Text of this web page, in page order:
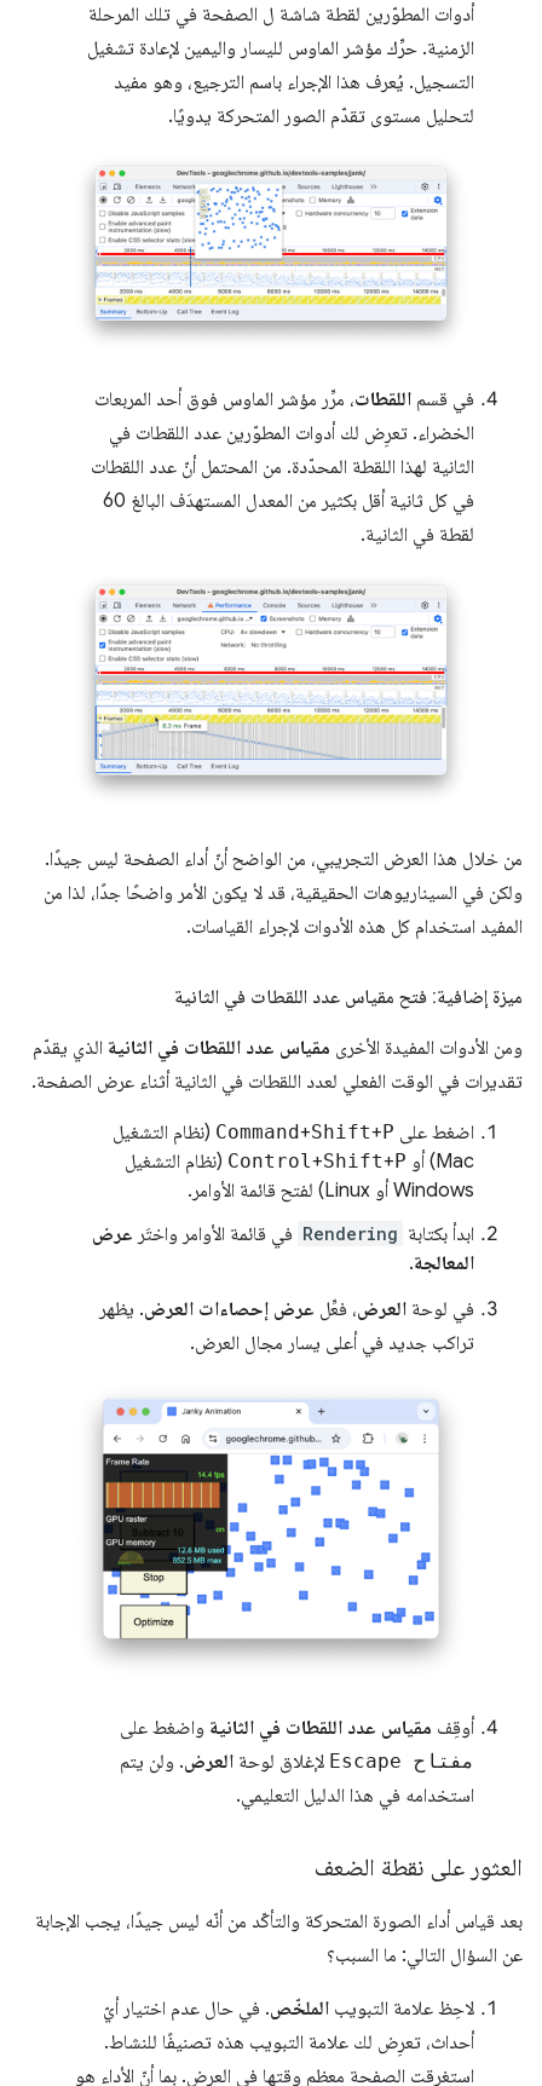
أدوات المطوّرين لقطة شاشة ل الصفحة في تلك المرحلة
الزمنية. حرِّك مؤشر الماوس لليسار واليمين لإعادة تشغيل
التسجيل. يُعرف هذا الإجراء باسم الترجيع، وهو مفيد
لتحليل مستوى تقدّم الصور المتحركة يدويًا.
في قسم اللقطات، مرِّر مؤشر الماوس فوق أحد المربعات
الخضراء. تعرِض لك أدوات المطوّرين عدد اللقطات في
الثانية لهذا اللقطة المحدّدة. من المحتمل أنّ عدد اللقطات
في كل ثانية أقل بكثير من المعدل المستهدَف البالغ 60
لقطة في الثانية.
من خلال هذا العرض التجريبي، من الواضح أنّ أداء الصفحة ليس جيدًا.
ولكن في السيناريوهات الحقيقية، قد لا يكون الأمر واضحًا جدًا، لذا من
المفيد استخدام كل هذه الأدوات لإجراء القياسات.
ميزة إضافية: فتح مقياس عدد اللقطات في الثانية
ومن الأدوات المفيدة الأخرى مقياس عدد اللقطات في الثانية الذي يقدّم
تقديرات في الوقت الفعلي لعدد اللقطات في الثانية أثناء عرض الصفحة.
اضغط على Command+Shift+P
(نظام التشغيل
Mac) أو
Control +Shift+P
(نظام التشغيل
Windows أو Linux) لفتح قائمة الأوامر.
ابدأ بكتابة Rendering في قائمة الأوامر واختَر عرض
المعالجة.
في لوحة العرض، فعِّل عرض إحصاءات العرض. يظهر
تراكب جديد في أعلى يسار مجال العرض.
أوقِف مقياس عدد اللقطات في الثانية واضغط على
مفتاح Escape لإغلاق لوحة العرض. ولن يتم
استخدامه في هذا الدليل التعليمي.
العثور على نقطة الضعف
بعد قياس أداء الصورة المتحركة والتأكّد من أنّه ليس جيدًا، يجب الإجابة
عن السؤال التالي: ما السبب؟
لاحِظ علامة التبويب الملخّص. في حال عدم اختيار أيّ
أحداث، تعرِض لك علامة التبويب هذه تصنيفًا للنشاط.
استغرقت الصفحة معظم وقتها في العرض. بما أنّ الأداء هو